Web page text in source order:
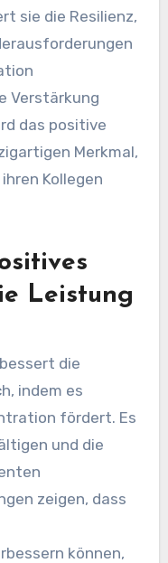
sie die Resilienz,
Verstärkung
das positive
Merkmal,
Kollegen
Leistung
die
indem es
fördert. Es
und die
zeigen, dass
können,